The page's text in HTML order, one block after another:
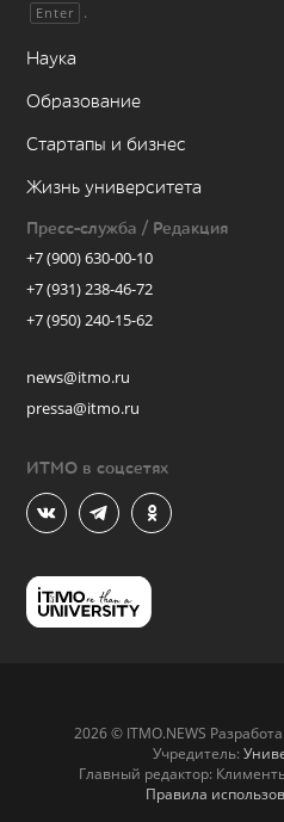
Enter .
Наука
Образование
Стартапы и бизнес
Жизнь университета
Пресс-служба / Редакция
+7 (900) 630-00-10
+7 (931) 238-46-72
+7 (950) 240-15-62
news@itmo.ru
pressa@itmo.ru
ИТМО в соцсетях
2026 © ITMO.NEWS
Учредитель:
Главный редактор:
Правила